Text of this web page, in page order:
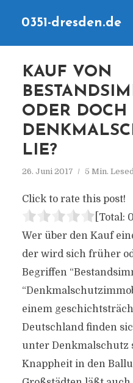
0351-dresden.de
KAUF VON
ODER DOCH
LIE?
26. Juni 2017 5 Min.
Click to rate this post!
[Total: 0
Wer über den Kauf
der wird sich früher
Begriffen
einem
Deutschland finden
unter Denkmalschutz
Knappheit in den